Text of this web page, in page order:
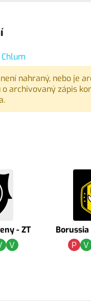
nahraný, nebo je
o archivovaný zápis
- ZT
V
P
V